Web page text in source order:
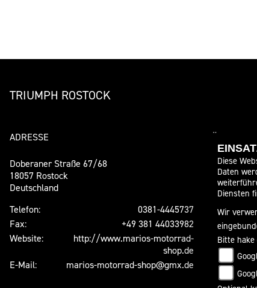
TRIUMPH ROSTOCK
ADRESSE
Doberaner Straße 67/68
18057 Rostock
Deutschland
Telefon:
0381-4445737
Fax:
+49 381 44033982
Website:
http://www.marios-motorrad-
shop.de
E-Mail:
marios-motorrad-shop@gmx.de
Wir
Montag:
Freitag:
Sonntag:
Diese
Daten
Diensten
Wir
Bitte